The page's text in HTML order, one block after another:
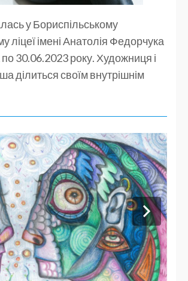
у Бориспільському
ліцеї імені Анатолія Федорчука
30.06.2023 року. Художниця і
ділиться своїм внутрішнім